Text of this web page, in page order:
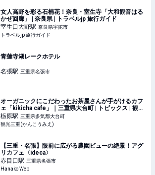
女人高野を彩る石楠花！奈良・室生寺「大和観音はる
かぜ回廊」 | 奈良県 | トラベルjp 旅行ガイド
室生口大野駅 奈良県宇陀市
トラベルjp 旅行ガイド
青蓮寺湖レークホテル
名張駅 三重県名張市
オーガニックにこだわったお茶屋さんが手がけるカフ
ェ「kikicha cafe」｜三重県大台町 | トピックス | 観光
三重(かんこうみえ)
栃原駅 三重県多気郡大台町
観光三重(かんこうみえ)
【三重・名張】眼前に広がる農園ビューの絶景！アグ
リカフェ〈ideca〉
赤目口駅 三重県名張市
Hanako Web